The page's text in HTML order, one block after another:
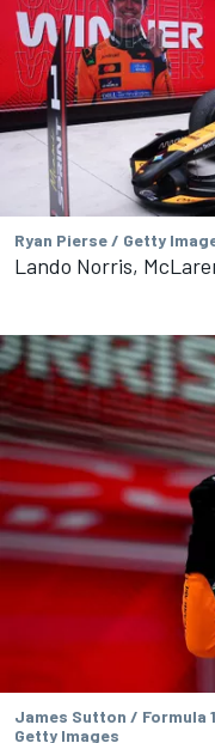
Ryan Pierse / Getty
Lando Norris,
James Sutton / Formula
Getty Images